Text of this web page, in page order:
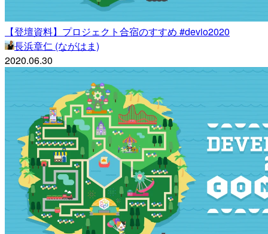
【登壇資料】プロジェクト合宿のすすめ #devio2020
長浜章仁 (ながはま)
2020.06.30